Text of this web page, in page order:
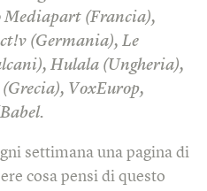
Mediapart (Francia),
(Germania), Le
Hulala (Ungheria),
VoxEurop,
settimana una pagina di
cosa pensi di questo